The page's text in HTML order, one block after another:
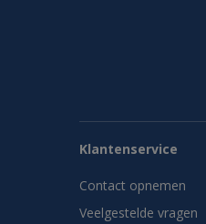
Klantenservice
Contact opnemen
Veelgestelde vragen